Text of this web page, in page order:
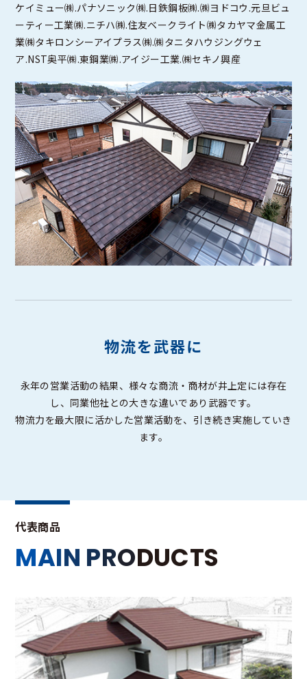
ケイミュー㈱.パナソニック㈱.日鉄鋼板㈱.㈱ヨドコウ.元旦ビュ
ーティー工業㈱.ニチハ㈱.住友ベークライト㈱タカヤマ金属工
業㈱タキロンシーアイプラス㈱.㈱タニタハウジングウェ
ア.NST奥平㈱.東鋼業㈱.アイジー工業.㈱セキノ興産
物流を武器に
永年の営業活動の結果、様々な商流・商材が井上定には存在
し、同業他社との大きな違いであり武器です。
物流力を最大限に活かした営業活動を、引き続き実施していき
ます。
代表商品
MAIN PRODUCTS